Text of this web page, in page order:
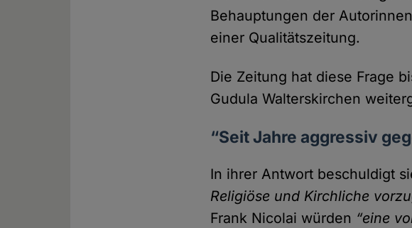
Behauptungen der
einer Qualitäts­zeitung.
Die Zeitung hat diese Frage
Gudula Walterskirchen
“Seit Jahre aggressiv
In ihrer Antwort beschuldigt
Religiöse und Kirchliche
Frank Nicolai würden “eine